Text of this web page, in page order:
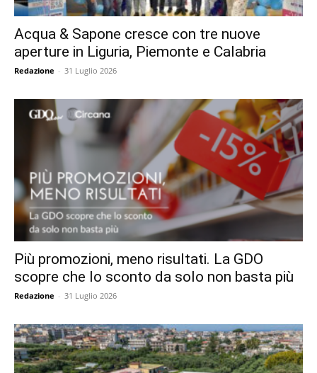
Acqua & Sapone cresce con tre nuove
aperture in Liguria, Piemonte e Calabria
Redazione - 31 Luglio 2026
Più promozioni, meno risultati. La GDO
scopre che lo sconto da solo non basta più
Redazione - 31 Luglio 2026